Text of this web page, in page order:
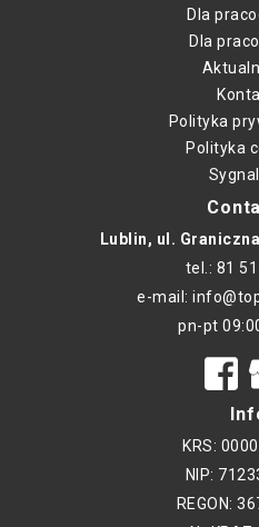
Dla
Dla
Polityka
Polityka
Lublin, ul.
tel.: 81
e-mail:
pn-pt
KRS:
NIP:
REGON: